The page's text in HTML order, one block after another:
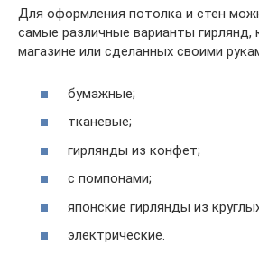
Для оформления потолка и стен
самые различные варианты гирлянд,
магазине или сделанных своими
бумажные;
тканевые;
гирлянды из конфет;
с помпонами;
японские гирлянды из
электрические.